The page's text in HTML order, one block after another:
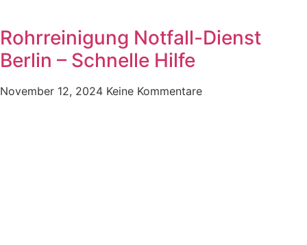
Rohrreinigung Notfall-Dienst
Berlin – Schnelle Hilfe
November 12, 2024 Keine Kommentare